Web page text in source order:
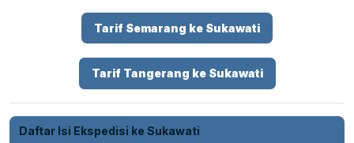
Tarif Semarang ke Sukawati
Tarif Tangerang ke Sukawati
Daftar Isi Ekspedisi ke Sukawati